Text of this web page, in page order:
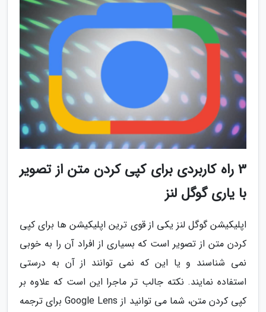
3 راه کاربردی برای کپی کردن متن از تصویر
با یاری گوگل لنز
اپلیکیشن گوگل لنز یکی از قوی ترین اپلیکیشن ها برای کپی
کردن متن از تصویر است که بسیاری از افراد آن را به خوبی
نمی شناسند و یا این که نمی توانند از آن به درستی
استفاده نمایند. نکته جالب تر ماجرا این است که علاوه بر
کپی کردن متن، شما می توانید از Google Lens برای ترجمه